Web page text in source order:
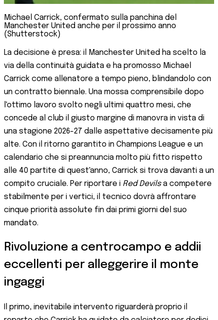
Michael Carrick, confermato sulla panchina del
Manchester United anche per il prossimo anno
(Shutterstock)
La decisione è presa: il Manchester United ha scelto la
via della continuità guidata e ha promosso Michael
Carrick come allenatore a tempo pieno, blindandolo con
un contratto biennale. Una mossa comprensibile dopo
l'ottimo lavoro svolto negli ultimi quattro mesi, che
concede al club il giusto margine di manovra in vista di
una stagione 2026-27 dalle aspettative decisamente più
alte. Con il ritorno garantito in Champions League e un
calendario che si preannuncia molto più fitto rispetto
alle 40 partite di quest'anno, Carrick si trova davanti a un
compito cruciale. Per riportare i Red Devilsa competere
stabilmente per i vertici, il tecnico dovrà affrontare
cinque priorità assolute fin dai primi giorni del suo
mandato.
Rivoluzione a centrocampo e addii
eccellenti per alleggerire il monte
ingaggi
Il primo, inevitabile intervento riguarderà proprio il